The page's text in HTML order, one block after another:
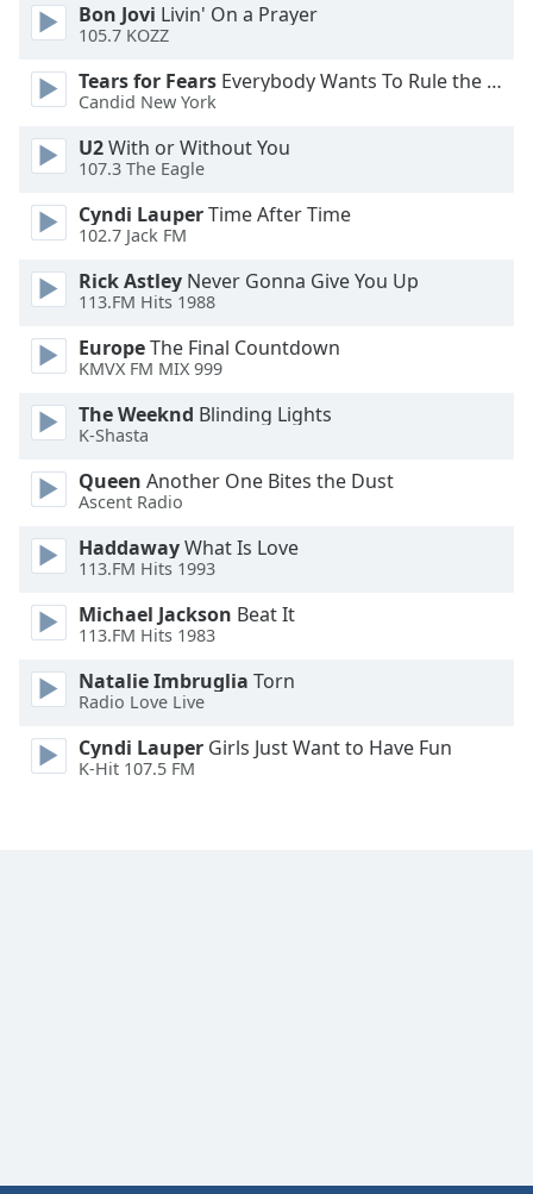
Beginning
dialog
Escape
cancel
and
window.
Text
Background
Area
Background
Family
Bon Jovi Livin' On a Prayer
105.7 KOZZ
Tears for Fears Everybody Wants To Rule the World
Candid New York
U2With or Without You
107.3 The Eagle
Cyndi LauperTime After Time
102.7 Jack FM
Rick Astley Never Gonna Give You Up
113.FM Hits 1988
EuropeThe Final Countdown
KMVX FM MIX 999
The Weeknd Blinding Lights
K-Shasta
Queen Another One Bites the Dust
Ascent Radio
HaddawayWhat Is Love
113.FM Hits 1993
Michael Jackson Beat It
113.FM Hits 1983
Natalie Imbruglia Torn
Radio Love Live
Cyndi Lauper Girls Just Want to Have Fun
K-Hit 107.5 FM